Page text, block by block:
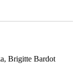
Brigitte Bardot